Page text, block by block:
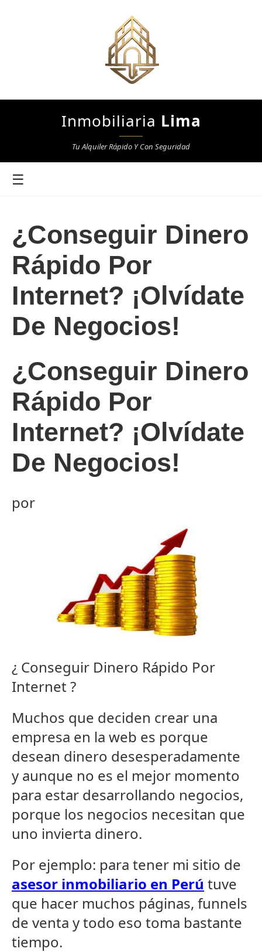
Inmobiliaria Lima
Tu Alquiler Rápido Y Con Seguridad
☰
¿Conseguir Dinero
Rápido Por
Internet? ¡Olvídate
De Negocios!
¿Conseguir Dinero
Rápido Por
Internet? ¡Olvídate
De Negocios!
por
¿ Conseguir Dinero Rápido Por
Internet ?
Muchos que deciden crear una
empresa en la web es porque
desean dinero desesperadamente
y aunque no es el mejor momento
para estar desarrollando negocios,
porque los negocios necesitan que
uno invierta dinero.
Por ejemplo: para tener mi sitio de
asesor inmobiliario en Perú tuve
que hacer muchos páginas, funnels
de venta y todo eso toma bastante
tiempo.